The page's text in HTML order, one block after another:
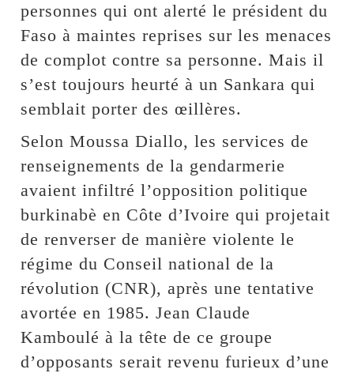
personnes qui ont alerté le président du
Faso à maintes reprises sur les menaces
de complot contre sa personne. Mais il
s’est toujours heurté à un Sankara qui
semblait porter des œillères.
Selon Moussa Diallo, les services de
renseignements de la gendarmerie
avaient infiltré l’opposition politique
burkinabè en Côte d’Ivoire qui projetait
de renverser de manière violente le
régime du Conseil national de la
révolution (CNR), après une tentative
avortée en 1985. Jean Claude
Kamboulé à la tête de ce groupe
d’opposants serait revenu furieux d’une